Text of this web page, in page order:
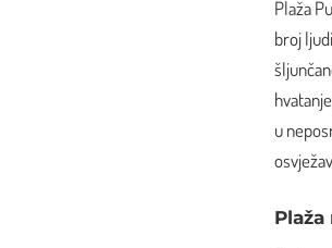
Plaža
broj
u